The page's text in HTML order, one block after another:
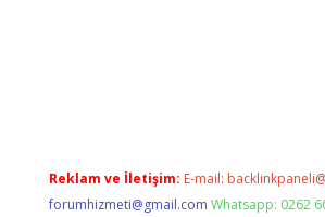
Reklam ve İletişim: E-mail:
forumhizmeti@gmail.com Whatsapp: 0262